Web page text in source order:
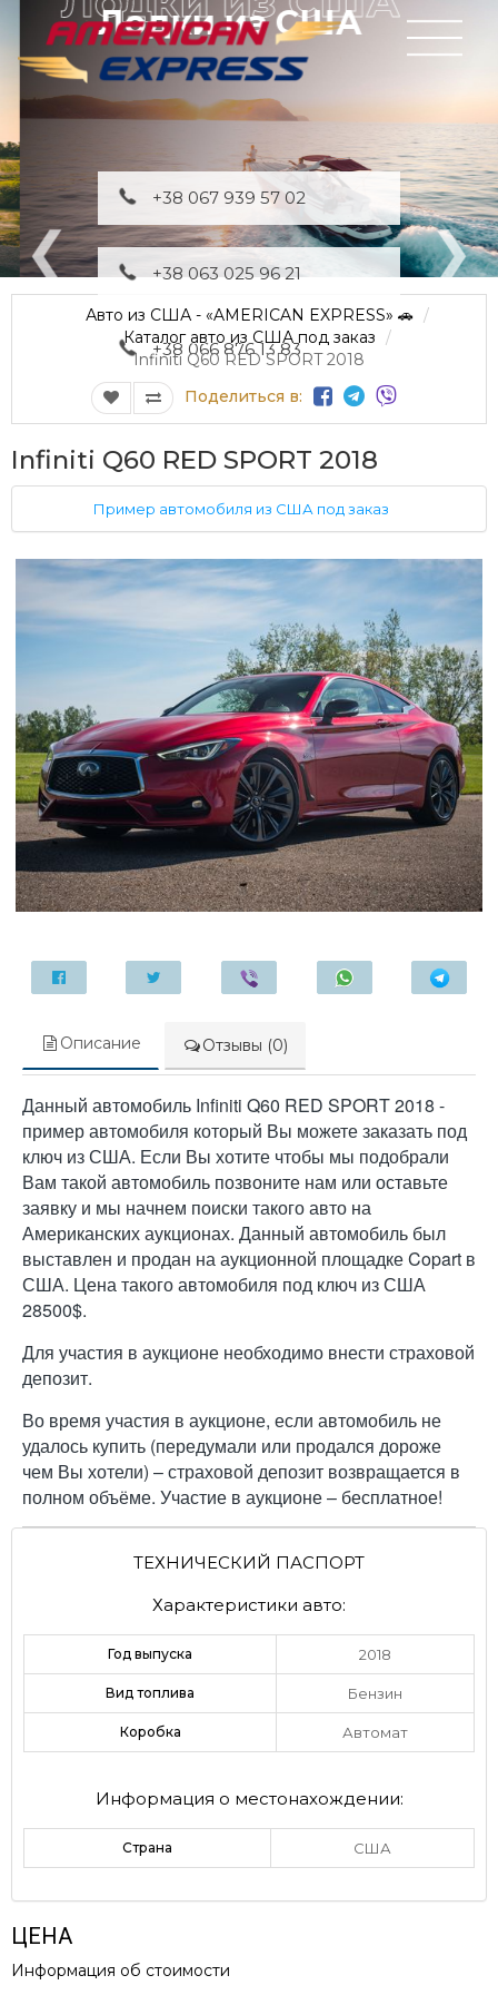
Лодки из США
+38 067 939 57 02
+38 063 025 96 21
+38 066 876 13 83
Авто из США - «AMERICAN EXPRESS» 🚗
Каталог авто из США под заказ
Infiniti Q60 RED SPORT 2018
Поделиться в:
Infiniti Q60 RED SPORT 2018
Пример автомобиля из США под заказ
Описание Отзывы (0)
Данный автомобиль Infiniti Q60 RED SPORT 2018 -
пример автомобиля который Вы можете заказать под
ключ из США. Если Вы хотите чтобы мы подобрали
Вам такой автомобиль позвоните нам или оставьте
заявку и мы начнем поиски такого авто на
Американских аукционах. Данный автомобиль был
выставлен и продан на аукционной площадке Copart в
США. Цена такого автомобиля под ключ из США
28500$.
Для участия в аукционе необходимо внести страховой
депозит.
Во время участия в аукционе, если автомобиль не
удалось купить (передумали или продался дороже
чем Вы хотели) – страховой депозит возвращается в
полном объёме. Участие в аукционе – бесплатное!
ТЕХНИЧЕСКИЙ ПАСПОРТ
Характеристики авто:
Год выпуска 2018
Вид топлива Бензин
Коробка Автомат
Информация о местонахождении:
Страна США
ЦЕНА
Информация об стоимости